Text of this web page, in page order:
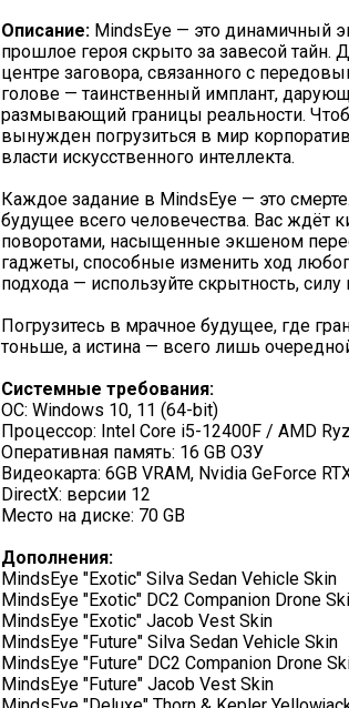
Описание: MindsEye — это динамичный
прошлое героя скрыто за завесой
центре заговора, связанного с
голове — таинственный имплант,
размывающий границы реальности.
вынужден погрузиться в мир
власти искусственного интеллекта.
Каждое задание в MindsEye — это
будущее всего человечества. Вас ждёт
поворотами, насыщенные экшеном
гаджеты, способные изменить ход
подхода — используйте скрытность,
Погрузитесь в мрачное будущее, где
тоньше, а истина — всего лишь
Системные требования:
ОС: Windows 10, 11 (64-bit)
Процессор: Intel Core i5-12400F / AMD
Оперативная память: 16 GB ОЗУ
Видеокарта: 6GB VRAM, Nvidia GeForce
DirectX: версии 12
Место на диске: 70 GB
Дополнения:
MindsEye "Exotic" Silva Sedan Vehicle Skin
MindsEye "Exotic" DC2 Companion Drone
MindsEye "Exotic" Jacob Vest Skin
MindsEye "Future" Silva Sedan Vehicle Skin
MindsEye "Future" DC2 Companion Drone
MindsEye "Future" Jacob Vest Skin